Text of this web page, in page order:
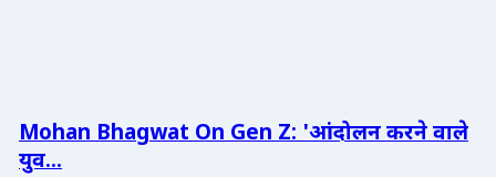
Mohan Bhagwat On Gen Z: 'आंदोलन करने वाले
युव...